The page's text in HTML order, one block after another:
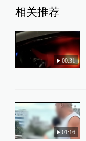
相关推荐
00:31
01:16